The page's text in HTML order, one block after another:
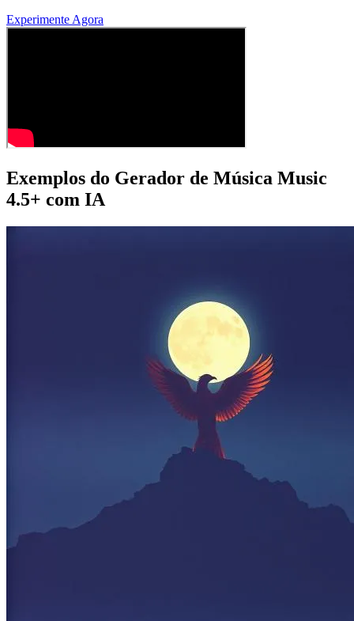
Experimente Agora
Exemplos do Gerador de Música Music
4.5+ com IA